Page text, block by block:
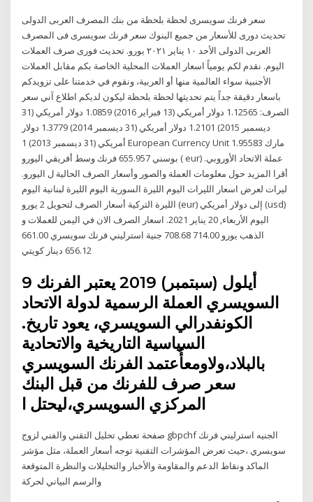
سعر فرنك سويسرى لحظة بلحظة من بنك المصرف العربى الدولى
تحديث دورى للأسعار من جميع البنوك سعر فرنك سويسرى فى المصرف
العربى الدولى الأحد ١٠ يناير ٢٠٢١ يورو. تحديث فورى صرف العملات
اليوم. نقدم لكم يومياً اسعار العملات المحلية الخاصة بكم مقابل العملات
الأجنبية سواء العالمية منها أو العربية، ونقوم في خدمتنا على تزويدكم
باسعار دقيقة جداً يتم تحديثها لحظة بلحظة ليكون لديكم اطلاع آني سعر
الصرف: 1.12565 دولار أمريكي (13 فبراير 2016) 1.0859 دولار أمريكي (31
ديسمبر 2015) 1.2101 دولار أمريكي (31 ديسمبر 2014) 1.3779 دولار
أمريكي (31 ديسمبر 2013) 1 European Currency Unit 1.95583 مارك
بوسني 655.957 فرنك وسط أفريقي اليورو ( eur) عملة الاتحاد الأوروبي.
أقرا المزيد حول معلومات العملة والصور وأسعار الصرف الحالية ل اليورو.
ليرات لعرض اسعار الليرات اليوم الليرة السورية اليوم الليرة لبنانية اليوم
الليرة التركية أسعار الصرف لتحويل 2 يورو (eur) إلى دولار أمريكي (usd)
اليوم الأربعاء, 20 يناير 2021. اسعار الصرف الان في اليمن للعملات و
الذهب يورو 714.00 708.68 جنية استرليني فرنك سويسري 661.00
656.12 دينار كويتي
9 أيلول (سبتمبر) 2019 يعتبر الفرنك
السويسري العملة الرسمية لدولة الاتحاد
الكونفدرالي السويسري، يعود تاريخ.
السياسية التاريخية والاتحادية
بالبلاد،ولاومعأُعتمد الفرنك السويسري
سعر صرف للفرنك من قبل البنك
المركزي السويسري،ليحتل ا
صفحة تعطي تحليل التقني والفني لزوج gbpchf الجنيه استرليني فرنك
سويسري ،حيث تعرض المؤشرات التقنية توجه أسعار العملة، مثل مؤشر
الماكد ونقاط الدعم والمقاومة والأخبار والتحليلات والنظرة المتوقعة
والرسم البياني لحركة